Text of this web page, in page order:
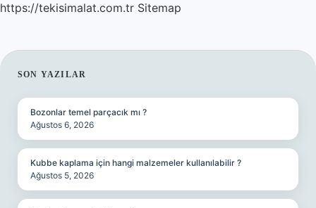
https://tekisimalat.com.tr Sitemap
SIDEBAR
SON YAZILAR
Bozonlar temel parçacık mı ?
Ağustos 6, 2026
Kubbe kaplama için hangi malzemeler kullanılabilir ?
Ağustos 5, 2026